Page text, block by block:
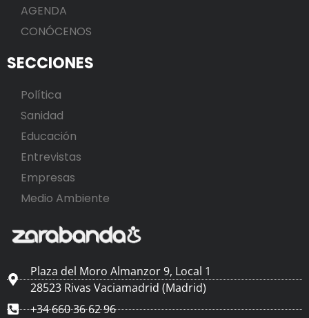
AGENDA
CONÓCENOS
SECCIONES
Política
Sanidad
Educación
Entrevistas
Empresas
Medio Ambiente
Plaza del Moro Almanzor 9, Local 1
28523 Rivas Vaciamadrid (Madrid)
+34 660 36 62 96